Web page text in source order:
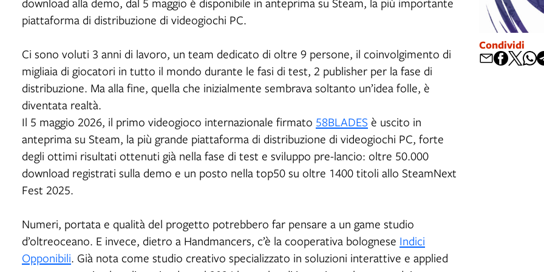
piattaforma di distribuzione di videogiochi PC.
Ci sono voluti 3 anni di lavoro, un team dedicato di oltre 9 persone, il coinvolgimento di
migliaia di giocatori in tutto il mondo durante le fasi di test, 2 publisher per la fase di
distribuzione. Ma alla fine, quella che inizialmente sembrava soltanto un’idea folle, è
diventata realtà.
Il 5 maggio 2026, il primo videogioco internazionale firmato 58BLADES è uscito in
anteprima su Steam, la più grande piattaforma di distribuzione di videogiochi PC, forte
degli ottimi risultati ottenuti già nella fase di test e sviluppo pre-lancio: oltre 50.000
download registrati sulla demo e un posto nella top50 su oltre 1400 titoli allo SteamNext
Fest 2025.
Numeri, portata e qualità del progetto potrebbero far pensare a un game studio
d’oltreoceano. E invece, dietro a Handmancers, c’è la cooperativa bolognese Indici
Opponibili. Già nota come studio creativo specializzato in soluzioni interattive e applied
Condividi